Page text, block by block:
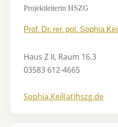
Projektleiterin HSZG
Prof. Dr. rer. pol. Sophia Keil
Haus Z II, Raum 16.3
03583 612-4665
Sophia.Keil(at)hszg.de